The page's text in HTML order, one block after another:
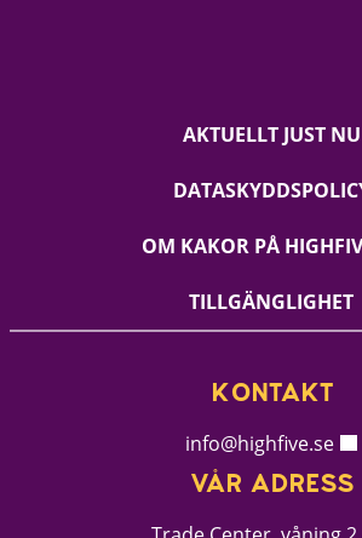
AKTUELLT JUST NU
OM KAKOR PÅ
TILLGÄNGLIGHET
KONTAKT
info@highfive.se
VÅR ADRESS